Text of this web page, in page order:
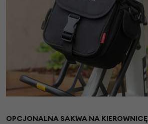
OPCJONALNA SAKWA NA KIEROWNICĘ